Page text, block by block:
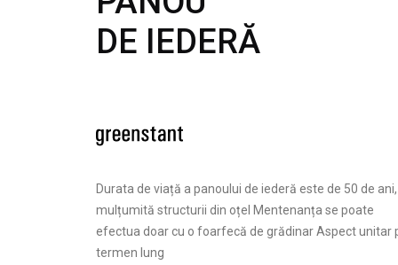
DE IEDERĂ
Durata de viață a panoului de iederă este de 50 de ani,
mulțumită structurii din oțel Mentenanța se poate
efectua doar cu o foarfecă de grădinar Aspect unitar
termen lung